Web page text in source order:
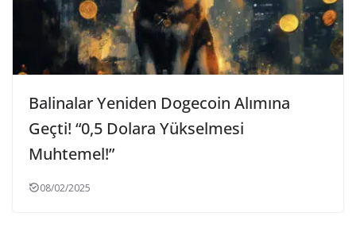
Balinalar Yeniden Dogecoin Alımına
Geçti! “0,5 Dolara Yükselmesi
Muhtemel!”
08/02/2025